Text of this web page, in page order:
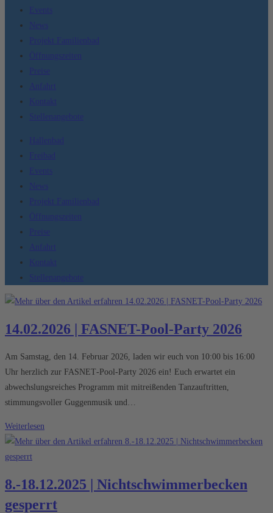
Events
News
Projekt Familienbad
Öffnungszeiten
Preise
Anfahrt
Kontakt
Stellenangebote
Hallenbad
Freibad
Events
News
Projekt Familienbad
Öffnungszeiten
Preise
Anfahrt
Kontakt
Stellenangebote
14.02.2026 | FASNET-Pool-Party 2026
Am Samstag, den 14. Februar 2026, laden wir euch von 10:00 bis 16:00
Uhr herzlich zur FASNET‑Pool‑Party 2026 ein! Euch erwartet ein
abwechslungsreiches Programm mit mitreißenden Tanzauftritten,
stimmungsvoller Guggenmusik und…
Weiterlesen
|
Party
2026
8.-18.12.2025 | Nichtschwimmerbecken
gesperrt